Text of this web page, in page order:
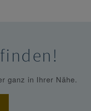
ganz in Ihrer Nähe.